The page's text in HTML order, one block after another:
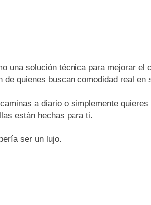
una solución técnica para mejorar el
de quienes buscan comodidad real en
a diario o simplemente
están hechas para ti.
ser un lujo.